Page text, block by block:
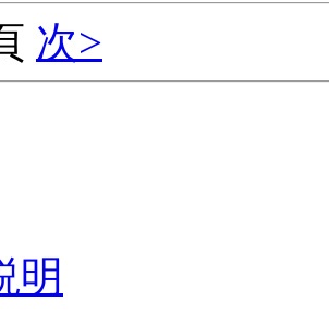
次>
明